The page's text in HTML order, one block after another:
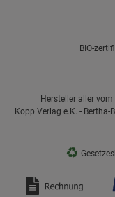
BIO-
Hersteller aller
Kopp Verlag e.K. -
♻